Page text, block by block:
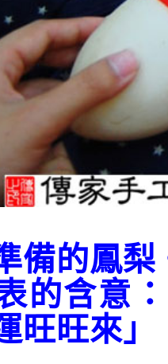
備的鳳
的含意
旺旺來」